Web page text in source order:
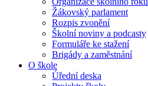
Žákovský parlament
Rozpis zvonění
Školní noviny a podcasty
Formuláře ke stažení
Brigády a zaměstnání
O škole
Úřední deska